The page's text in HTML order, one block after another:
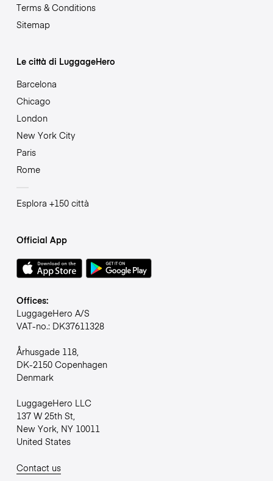
Terms & Conditions
Sitemap
Le città di LuggageHero
Barcelona
Chicago
London
New York City
Paris
Rome
Esplora +150 città
Official App
Offices:
LuggageHero A/S
VAT-no.: DK37611328
Århusgade 118,
DK-2150 Copenhagen
Denmark
LuggageHero LLC
137 W 25th St,
New York, NY 10011
United States
Contact us